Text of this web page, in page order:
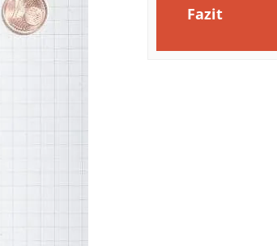
Fazit